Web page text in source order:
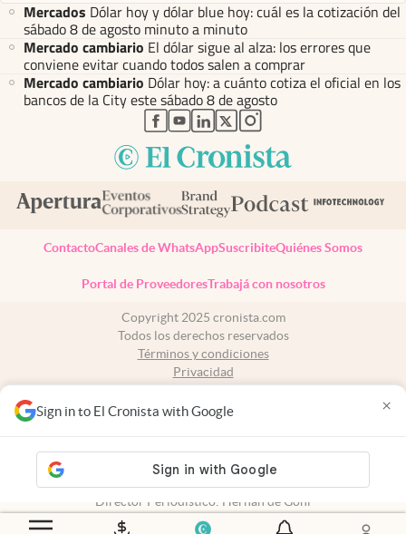
Sign in to El Cronista with Google ×
Mercados Dólar hoy y dólar blue hoy: cuál es la cotización del
sábado 8 de agosto minuto a minuto
Mercado cambiario El dólar sigue al alza: los errores que
conviene evitar cuando todos salen a comprar
Mercado cambiario Dólar hoy: a cuánto cotiza el oficial en los
bancos de la City este sábado 8 de agosto
abre en nueva pestaña
abre en nueva pestaña
abre en nueva pestaña
abre en nueva pestaña
abre en nueva pestaña
ContactoCanales de WhatsAppSuscribiteQuiénes Somos
Portal de ProveedoresTrabajá con nosotros
Copyright 2025 cronista.com
Todos los derechos reservados
Términos y condiciones
Privacidad
Tel: +54 11 7078-3270
propiedad intelectual: 56576959
Director Periodístico: Hernán de Goñi